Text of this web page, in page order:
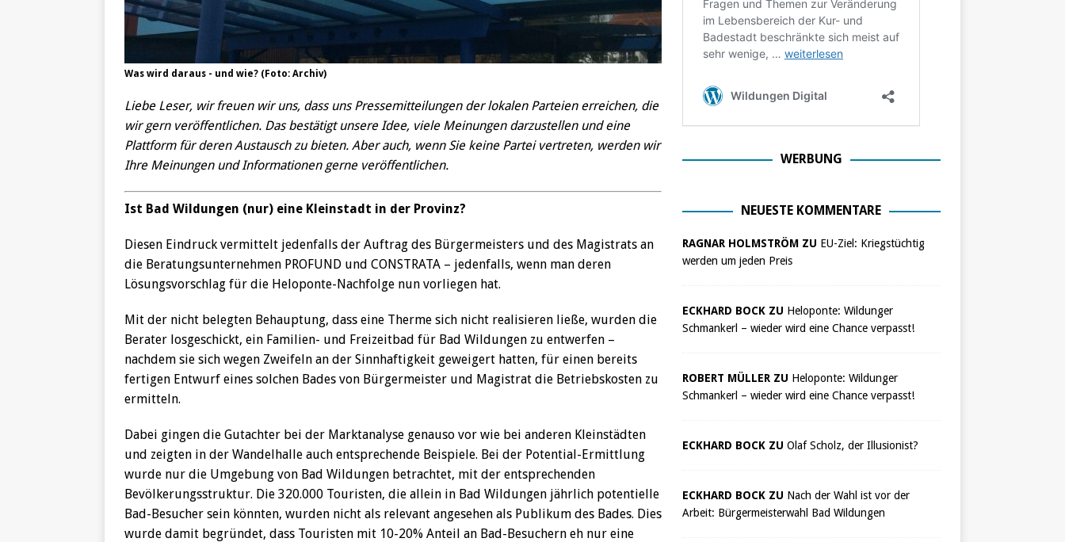
Was wird daraus - und wie? (Foto: Archiv)
Liebe Leser, wir freuen wir uns, dass uns Pressemitteilungen der lokalen Parteien erreichen, die
wir gern veröffentlichen. Das bestätigt unsere Idee, viele Meinungen darzustellen und eine
Plattform für deren Austausch zu bieten. Aber auch, wenn Sie keine Partei vertreten, werden wir
Ihre Meinungen und Informationen gerne veröffentlichen.
Ist Bad Wildungen (nur) eine Kleinstadt in der Provinz?
Diesen Eindruck vermittelt jedenfalls der Auftrag des Bürgermeisters und des Magistrats an
die Beratungsunternehmen PROFUND und CONSTRATA – jedenfalls, wenn man deren
Lösungsvorschlag für die Heloponte-Nachfolge nun vorliegen hat.
Mit der nicht belegten Behauptung, dass eine Therme sich nicht realisieren ließe, wurden die
Berater losgeschickt, ein Familien- und Freizeitbad für Bad Wildungen zu entwerfen –
nachdem sie sich wegen Zweifeln an der Sinnhaftigkeit geweigert hatten, für einen bereits
fertigen Entwurf eines solchen Bades von Bürgermeister und Magistrat die Betriebskosten zu
ermitteln.
Dabei gingen die Gutachter bei der Marktanalyse genauso vor wie bei anderen Kleinstädten
und zeigten in der Wandelhalle auch entsprechende Beispiele. Bei der Potential-Ermittlung
wurde nur die Umgebung von Bad Wildungen betrachtet, mit der entsprechenden
Bevölkerungsstruktur. Die 320.000 Touristen, die allein in Bad Wildungen jährlich potentielle
Bad-Besucher sein könnten, wurden nicht als relevant angesehen als Publikum des Bades. Dies
wurde damit begründet, dass Touristen mit 10-20% Anteil an Bad-Besuchern eh nur eine
WERBUNG
NEUESTE KOMMENTARE
RAGNAR HOLMSTRÖM ZU EU-Ziel: Kriegstüchtig
werden um jeden Preis
ECKHARD BOCK ZU Heloponte: Wildunger
Schmankerl – wieder wird eine Chance verpasst!
ROBERT MÜLLER ZU Heloponte: Wildunger
Schmankerl – wieder wird eine Chance verpasst!
ECKHARD BOCK ZU Olaf Scholz, der Illusionist?
ECKHARD BOCK ZU Nach der Wahl ist vor der
Arbeit: Bürgermeisterwahl Bad Wildungen